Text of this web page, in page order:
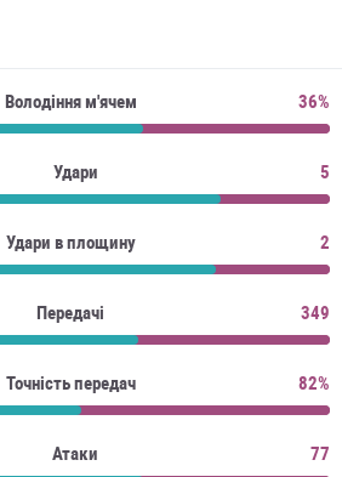
Володіння м'ячем 36%
Удари 5
Удари в площину 2
Передачі 349
Точність передач 82%
Атаки 77